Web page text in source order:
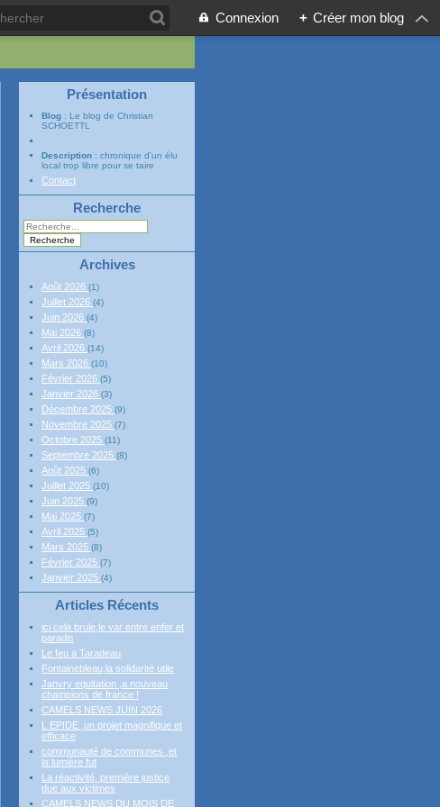
Connexion + Créer mon blog
Présentation
Blog : Le blog de Christian
SCHOETTL
Description : chronique d'un élu
local trop libre pour se taire
Contact
Recherche
Archives
Août 2026 (1)
Juillet 2026 (4)
Juin 2026 (4)
Mai 2026 (8)
Avril 2026 (14)
Mars 2026 (10)
Février 2026 (5)
Janvier 2026 (3)
Décembre 2025 (9)
Novembre 2025 (7)
Octobre 2025 (11)
Septembre 2025 (8)
Août 2025 (6)
Juillet 2025 (10)
Juin 2025 (9)
Mai 2025 (7)
Avril 2025 (5)
Mars 2025 (8)
Février 2025 (7)
Janvier 2025 (4)
Articles Récents
ici cela brule,le var entre enfer et
paradis
Le feu a Taradeau
Fontainebleau,la solidarité utile
Janvry equitation ,a nouveau
champions de france !
CAMELS NEWS JUIN 2026
L EPIDE ,un projet magnifique et
efficace
communauté de communes ,et
la lumière fut
La réactivité, première justice
due aux victimes
CAMELS NEWS DU MOIS DE